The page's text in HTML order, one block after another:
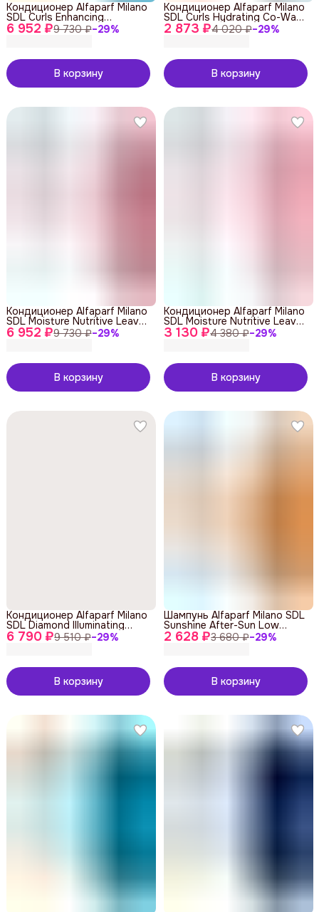
6 952 ₽9 730 ₽−29%
Кондиционер Alfaparf Milano
SDL Curls Enhancing
Conditioner 1000 ml
В корзину
2 873 ₽4 020 ₽−29%
Кондиционер Alfaparf Milano
SDL Curls Hydrating Co-Wash
200 ml
В корзину
6 952 ₽9 730 ₽−29%
Кондиционер Alfaparf Milano
SDL Moisture Nutritive Leave-
In Conditioner 1000 ml
В корзину
3 130 ₽4 380 ₽−29%
Кондиционер Alfaparf Milano
SDL Moisture Nutritive Leave-
In Conditioner 200 ml
В корзину
6 790 ₽9 510 ₽−29%
Кондиционер Alfaparf Milano
SDL Diamond Illuminating
Conditioner 1000 ml
В корзину
2 628 ₽3 680 ₽−29%
Шампунь Alfaparf Milano SDL
Sunshine After-Sun Low
Shampoo 250 ml
В корзину